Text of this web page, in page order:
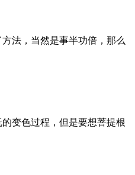
法，当然是事半功倍，那么
变色过程，但是要想菩提根